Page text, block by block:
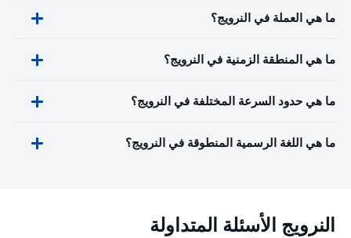
ما هي العملة في النرويج؟
ما هي المنطقة الزمنية في النرويج؟
ما هي حدود السرعة المختلفة في النرويج؟
ما هي اللغة الرسمية المنطوقة في النرويج؟
النرويج الأسئلة المتداولة